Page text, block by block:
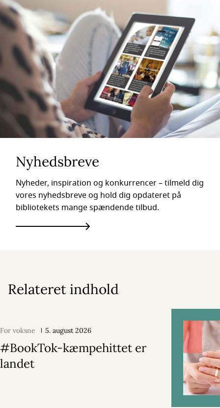
Nyhedsbreve
Nyheder, inspiration og konkurrencer – tilmeld dig
vores nyhedsbreve og hold dig opdateret på
bibliotekets mange spændende tilbud.
Relateret indhold
For voksne 5. august 2026
#BookTok-kæmpehittet er
landet